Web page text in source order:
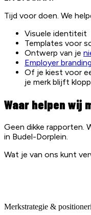
Tijd voor doen. We
Visuele identiteit
Templates voor
Ontwerp van je
Employer branding
Of je kiest voor
je merk blijft
Waar helpen wij
Geen dikke rapporten.
in Budel-Dorplein.
Wat je van ons kunt
Merkstrategie &